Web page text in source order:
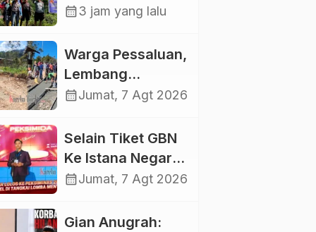
Mengkendek Usir
yang Rusak
Kawasan Hutan
calendar_month3 jam yang lalu
Warga Pessaluan,
Lembang
Gandangbatu
Jalan Kabupaten
calendar_monthJumat, 7 Agt 2026
Selain Tiket GBN
Ke Istana Negara,
Mahasiswa UKI
juga Lolos ke
calendar_monthJumat, 7 Agt 2026
Gian Anugrah: